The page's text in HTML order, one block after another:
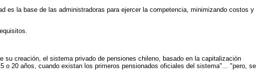
es la base de las administradoras para ejercer la competencia, minimizando costos y
su creación, el sistema privado de pensiones chileno, basado en la capitalización
20 años, cuando existan los primeros pensionados oficiales del sistema"... "pero, se